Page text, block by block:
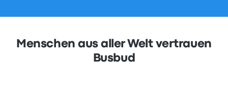
Menschen aus aller Welt vertrauen
Busbud